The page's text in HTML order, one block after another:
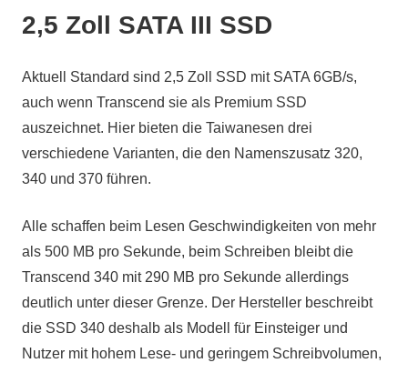
2,5 Zoll SATA III SSD
Aktuell Standard sind 2,5 Zoll SSD mit SATA 6GB/s,
auch wenn Transcend sie als Premium SSD
auszeichnet. Hier bieten die Taiwanesen drei
verschiedene Varianten, die den Namenszusatz 320,
340 und 370 führen.
Alle schaffen beim Lesen Geschwindigkeiten von mehr
als 500 MB pro Sekunde, beim Schreiben bleibt die
Transcend 340 mit 290 MB pro Sekunde allerdings
deutlich unter dieser Grenze. Der Hersteller beschreibt
die SSD 340 deshalb als Modell für Einsteiger und
Nutzer mit hohem Lese- und geringem Schreibvolumen,